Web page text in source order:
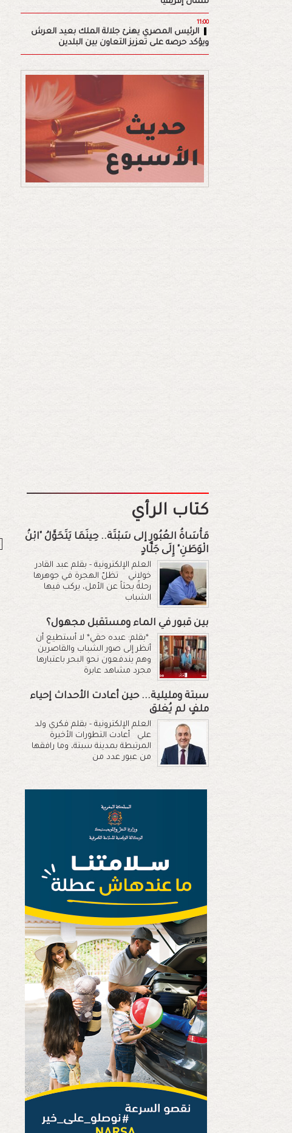
11:00
الرئيس المصري يهنئ جلالة الملك بعيد العرش
ويؤكد حرصه على تعزيز التعاون بين البلدين
كتاب الرأي
مَأْسَاةُ العُبُورِ إلى سَبْتَة.. حِينَمَا يَتَحَوَّلُ "ابْنُ
الْوَطَنِ" إِلَى جَلَّادٍ
العلم الإلكترونية - بقلم عبد القادر
خولاني تظلّ الهجرة في جوهرها
رحلةً بحثاً عن الأمل، يركب فيها
الشباب
بين قبور في الماء ومستقبل مجهول؟
*بقلم: عبده حقي* لا أستطيع أن
أنظر إلى صور الشباب والقاصرين
وهم يندفعون نحو البحر باعتبارها
مجرد مشاهد عابرة
سبتة ومليلية... حين أعادت الأحداث إحياء
ملفٍ لم يُغلق
العلم الإلكترونية - بقلم فكري ولد
علي أعادت التطورات الأخيرة
المرتبطة بمدينة سبتة، وما رافقها
من عبور عدد من